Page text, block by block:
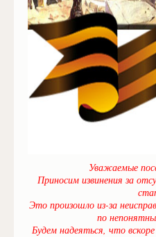
Уважаемые
Приносим извинения за
Это произошло из-за
по
Будем надеяться, что